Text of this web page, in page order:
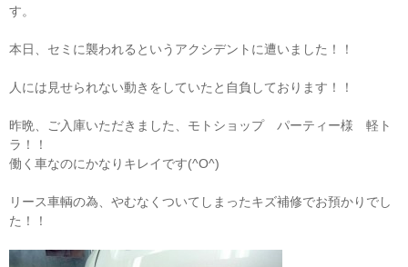
す。
本日、セミに襲われるというアクシデントに遭いました！！
人には見せられない動きをしていたと自負しております！！
昨晩、ご入庫いただきました、モトショップ パーティー様 軽ト
ラ！！
働く車なのにかなりキレイです(^O^)
リース車輌の為、やむなくついてしまったキズ補修でお預かりでし
た！！